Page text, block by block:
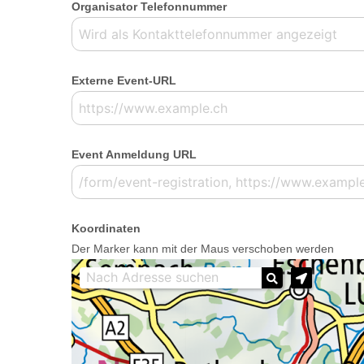
Organisator Telefonnummer
Externe Event-URL
Event Anmeldung URL
Koordinaten
Der Marker kann mit der Maus verschoben werden